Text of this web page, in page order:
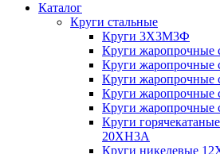
Каталог
Круги стальные
Круги 3Х3М3Ф
Круги жаропрочные
Круги жаропрочные
Круги
Круги жаропрочные
Круги жаропрочные
Круги
20ХН3А
Круги никелевые